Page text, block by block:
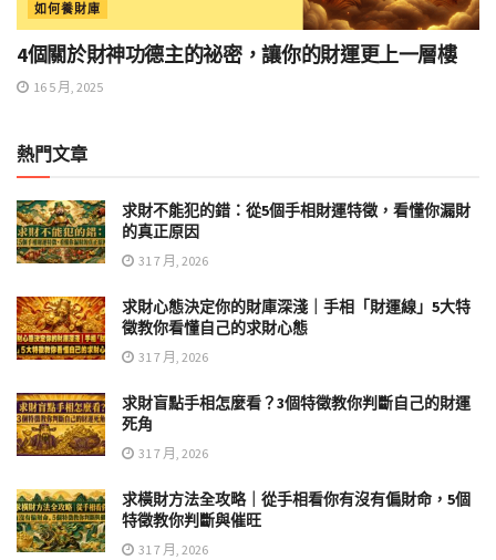
如何養財庫
4個關於財神功德主的祕密，讓你的財運更上一層樓
16 5 月, 2025
熱門文章
求財不能犯的錯：從5個手相財運特徵，看懂你漏財
的真正原因
31 7 月, 2026
求財心態決定你的財庫深淺｜手相「財運線」5大特
徵教你看懂自己的求財心態
31 7 月, 2026
求財盲點手相怎麼看？3個特徵教你判斷自己的財運
死角
31 7 月, 2026
求橫財方法全攻略｜從手相看你有沒有偏財命，5個
特徵教你判斷與催旺
31 7 月, 2026